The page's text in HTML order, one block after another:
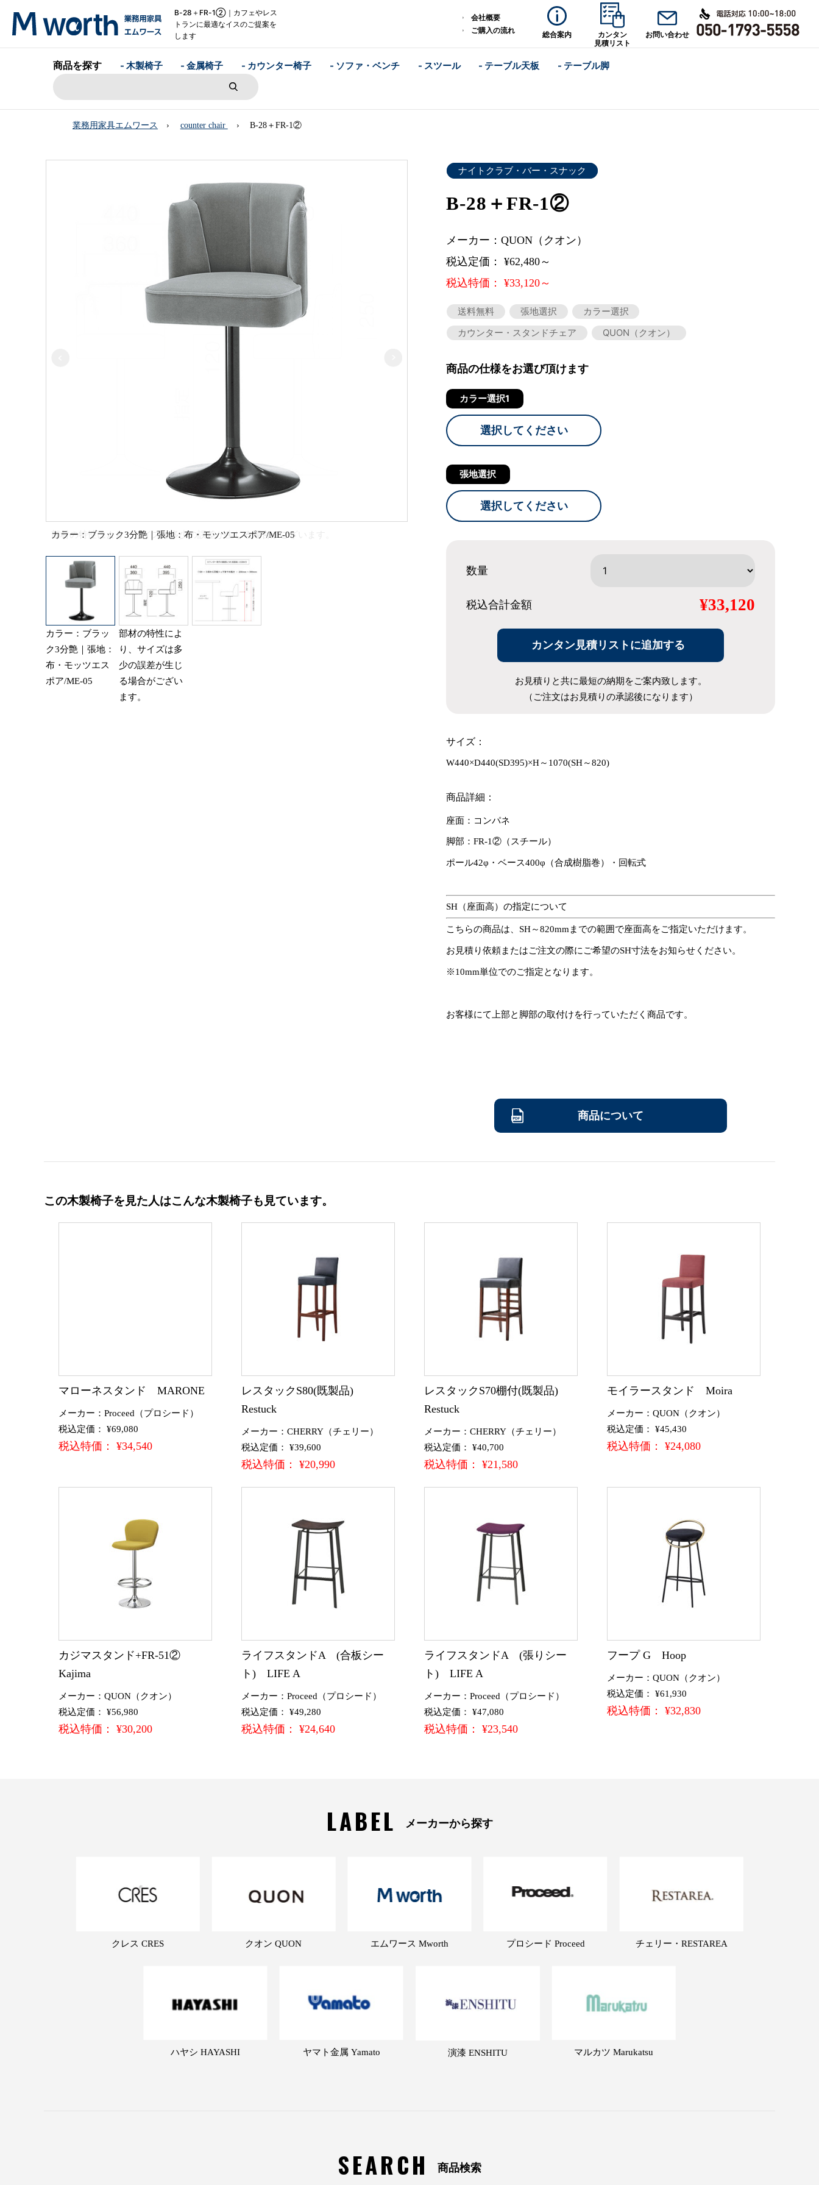
B-28＋FR-1②｜カフェやレス
トランに最適なイスのご提案を
します
会社概要
ご購入の流れ
総合案内
カンタン
見積リスト
お問い合わせ
商品を探す - 木製椅子 - 金属椅子 - カウンター椅子 - ソファ・ベンチ - スツール - テーブル天板 - テーブル脚
業務用家具エムワース counter chair B-28＋FR-1②
カラー：ブラック3分艶｜張地：布・モッツエスポア/ME-05
カラー：ブラッ
ク3分艶｜張地：
布・モッツエス
ポア/ME-05
部材の特性によ
り、サイズは多
少の誤差が生じ
る場合がござい
ます。
ナイトクラブ・バー・スナック
B-28＋FR-1②
メーカー：QUON（クオン）
税込定価： ¥62,480～
税込特価： ¥33,120～
送料無料 張地選択
カラー選択
カウンター・スタンドチェア
QUON（クオン）
商品の仕様をお選び頂けます
カラー選択1
選択してください
張地選択
選択してください
数量
税込合計金額 ¥33,120
カンタン見積リストに追加する
お見積りと共に最短の納期をご案内致します。
（ご注文はお見積りの承認後になります）
サイズ：
W440×D440(SD395)×H～1070(SH～820)
商品詳細：
座面：コンパネ
脚部：FR-1②（スチール）
ポール42φ・ベース400φ（合成樹脂巻）・回転式
SH（座面高）の指定について
こちらの商品は、SH～820mmまでの範囲で座面高をご指定いただけます。
お見積り依頼またはご注文の際にご希望のSH寸法をお知らせください。
※10mm単位でのご指定となります。
お客様にて上部と脚部の取付けを行っていただく商品です。
商品について
この木製椅子を見た人はこんな木製椅子も見ています。
マローネスタンド MARONE
メーカー：Proceed（プロシード）
税込定価： ¥69,080
税込特価： ¥34,540
レスタックS80(既製品)
Restuck
メーカー：CHERRY（チェリー）
税込定価： ¥39,600
税込特価： ¥20,990
レスタックS70棚付(既製品)
Restuck
メーカー：CHERRY（チェリー）
税込定価： ¥40,700
税込特価： ¥21,580
モイラースタンド Moira
メーカー：QUON（クオン）
税込定価： ¥45,430
税込特価： ¥24,080
カジマスタンド+FR-51②
Kajima
メーカー：QUON（クオン）
税込定価： ¥56,980
税込特価： ¥30,200
ライフスタンドA (合板シー
ト) LIFE A
メーカー：Proceed（プロシード）
税込定価： ¥49,280
税込特価： ¥24,640
ライフスタンドA (張りシー
ト) LIFE A
メーカー：Proceed（プロシード）
税込定価： ¥47,080
税込特価： ¥23,540
フープ G Hoop
メーカー：QUON（クオン）
税込定価： ¥61,930
税込特価： ¥32,830
LABEL メーカーから探す
クレス CRES クオン QUON エムワース Mworth プロシード Proceed チェリー・RESTAREA
ハヤシ HAYASHI ヤマト金属 Yamato 演漆 ENSHITU マルカツ Marukatsu
SEARCH 商品検索